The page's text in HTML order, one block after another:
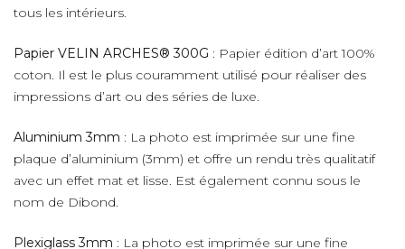
tous les intérieurs.
Papier VELIN ARCHES® 300G : Papier édition d’art 100%
coton. Il est le plus couramment utilisé pour réaliser des
impressions d’art ou des séries de luxe.
Aluminium 3mm : La photo est imprimée sur une fine
plaque d’aluminium (3mm) et offre un rendu très qualitatif
avec un effet mat et lisse. Est également connu sous le
nom de Dibond.
Plexiglass 3mm : La photo est imprimée sur une fine